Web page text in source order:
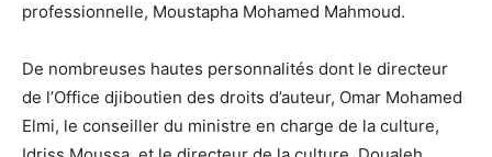
professionnelle, Moustapha Mohamed Mahmoud.
De nombreuses hautes personnalités dont le directeur
de l’Office djiboutien des droits d’auteur, Omar Mohamed
Elmi, le conseiller du ministre en charge de la culture,